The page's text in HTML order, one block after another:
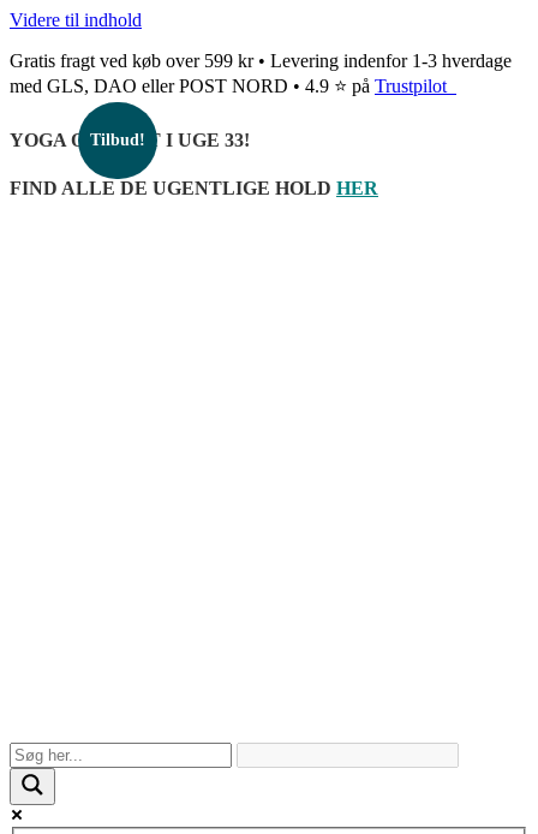
Videre til indhold
Gratis fragt ved køb over 599 kr • Levering indenfor 1-3 hverdage
med GLS, DAO eller POST NORD • 4.9 ⭐ på Trustpilot
YOGA OPSTART I UGE 33!
FIND ALLE DE UGENTLIGE HOLD HER
Tilbud!